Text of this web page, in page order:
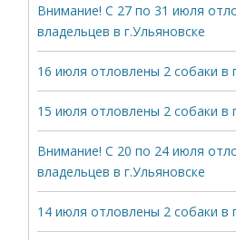
Внимание! С 27 по 31 июля
владельцев в г.Ульяновске
16 июля отловлены 2 собаки в
15 июля отловлены 2 собаки в
Внимание! С 20 по 24 июля
владельцев в г.Ульяновске
14 июля отловлены 2 собаки в